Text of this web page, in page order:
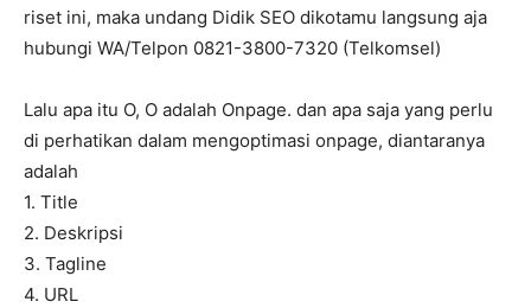
riset ini, maka undang Didik SEO dikotamu langsung aja
hubungi WA/Telpon 0821-3800-7320 (Telkomsel)
Lalu apa itu O, O adalah Onpage. dan apa saja yang perlu
di perhatikan dalam mengoptimasi onpage, diantaranya
adalah
1. Title
2. Deskripsi
3. Tagline
4. URL